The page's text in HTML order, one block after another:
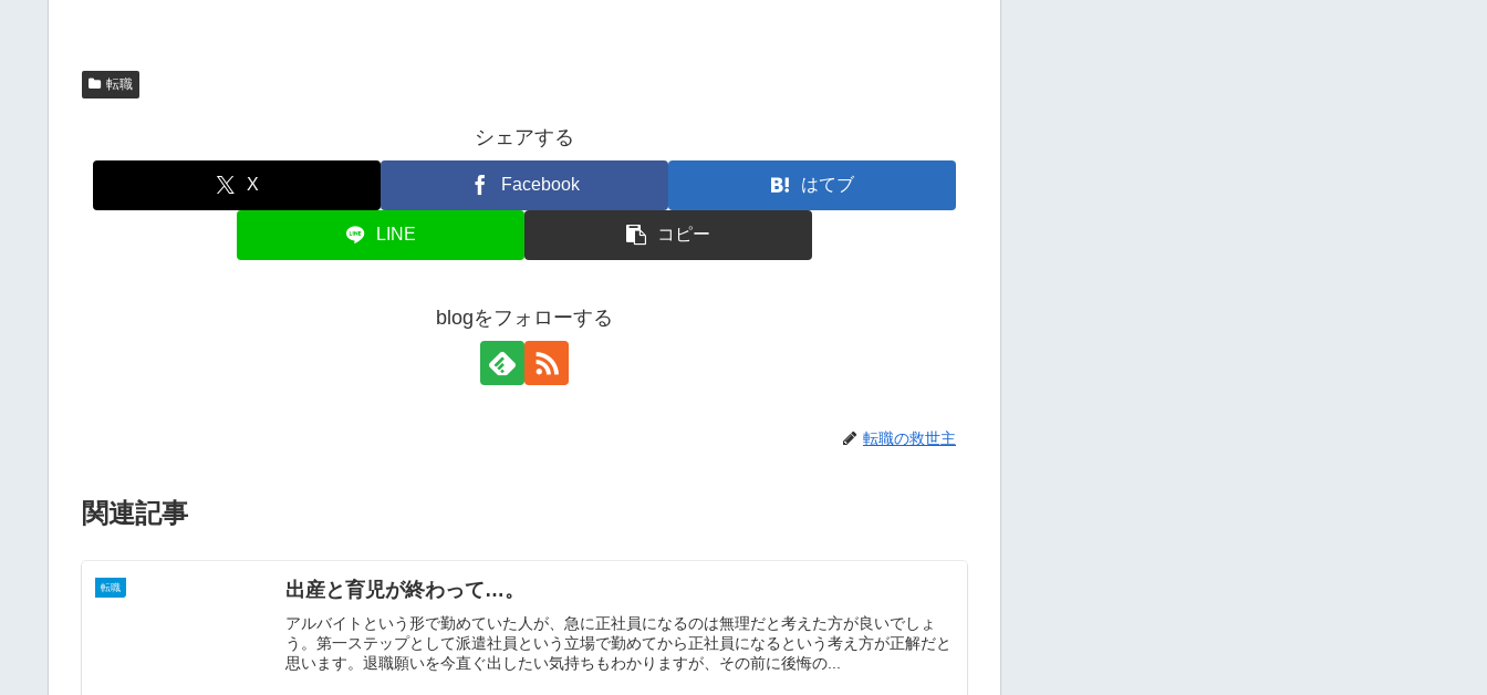
転職
シェアする
X Facebook はてブ
LINE コピー
blogをフォローする
転職の救世主
関連記事
転職 出産と育児が終わって…。
アルバイトという形で勤めていた人が、急に正社員になるのは無理だと考えた方が良いでしょ
う。第一ステップとして派遣社員という立場で勤めてから正社員になるという考え方が正解だと
思います。退職願いを今直ぐ出したい気持ちもわかりますが、その前に後悔の...